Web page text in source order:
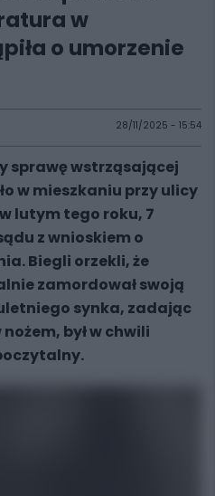
w
o umorzenie
28/11/2025 - 15:54
sprawę wstrząsającej
w mieszkaniu przy ulicy
lutym tego roku, 7
z wnioskiem o
Biegli orzekli, że
zamordował swoją
synka, zadając
był w chwili